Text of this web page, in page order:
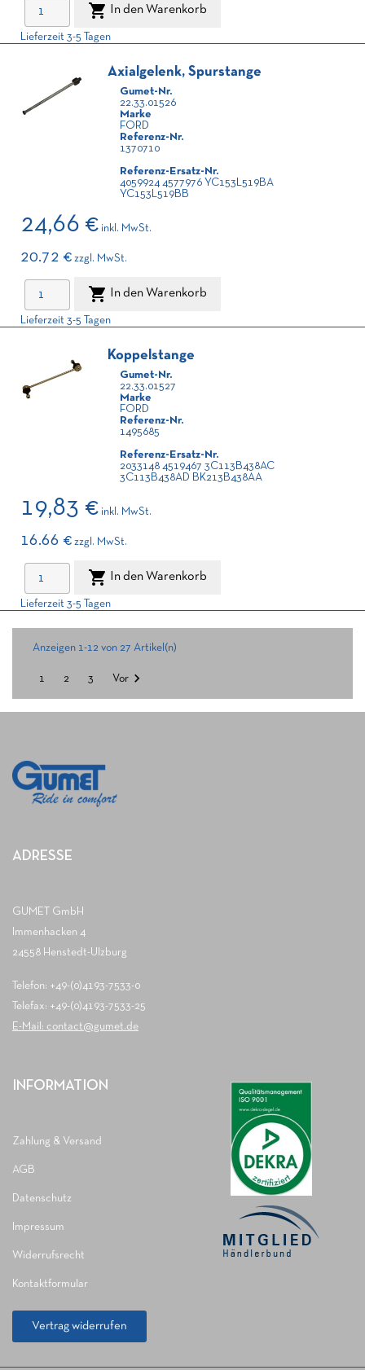
 In den Warenkorb
Lieferzeit 3-5 Tagen
Axialgelenk, Spurstange
Gumet-Nr.
22.33.01526
Marke
FORD
Referenz-Nr.
1370710
Referenz-Ersatz-Nr.
4059924 4577976 YC153L519BA
YC153L519BB
24,66 € inkl. MwSt.
20.72 € zzgl. MwSt.
 In den Warenkorb
Lieferzeit 3-5 Tagen
Koppelstange
Gumet-Nr.
22.33.01527
Marke
FORD
Referenz-Nr.
1495685
Referenz-Ersatz-Nr.
2033148 4519467 3C113B438AC
3C113B438AD BK213B438AA
19,83 € inkl. MwSt.
16.66 € zzgl. MwSt.
 In den Warenkorb
Lieferzeit 3-5 Tagen
Anzeigen 1-12 von 27 Artikel(n)
1 2 3 Vor 
ADRESSE
GUMET GmbH
Immenhacken 4
24558 Henstedt-Ulzburg
Telefon: +49-(0)4193-7533-0
Telefax: +49-(0)4193-7533-25
E-Mail: contact@gumet.de
INFORMATION
Zahlung & Versand
AGB
Datenschutz
Impressum
Widerrufsrecht
Kontaktformular
Vertrag widerrufen